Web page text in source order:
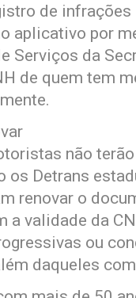
de
aplicativo por
Serviços da
de quem tem
não
os Detrans
renovar o
a validade da
ou
daqueles